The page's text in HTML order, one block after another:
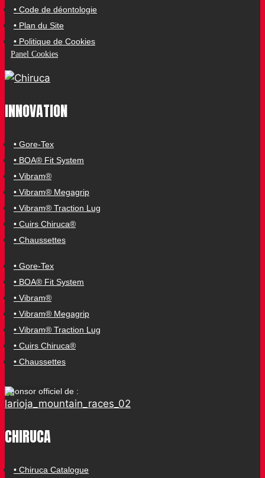
• Code de déontologie
• Plan du Site
• Politique de Cookies
Panel Cookies
INNOVATION
• Gore-Tex
• BOA® Fit System
• Vibram®
• Vibram® Megagrip
• Vibram® Traction Lug
• Cuirs Chiruca®
• Chaussettes
• Gore-Tex
• BOA® Fit System
• Vibram®
• Vibram® Megagrip
• Vibram® Traction Lug
• Cuirs Chiruca®
• Chaussettes
Sponsor officiel de :
CHIRUCA
• Chiruca Catalogue